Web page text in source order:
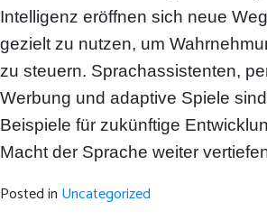
Intelligenz eröffnen sich neue
gezielt zu nutzen, um
zu steuern. Sprachassistenten,
Werbung und adaptive Spiele
Beispiele für zukünftige
Macht der Sprache weiter
Posted in Uncategorized